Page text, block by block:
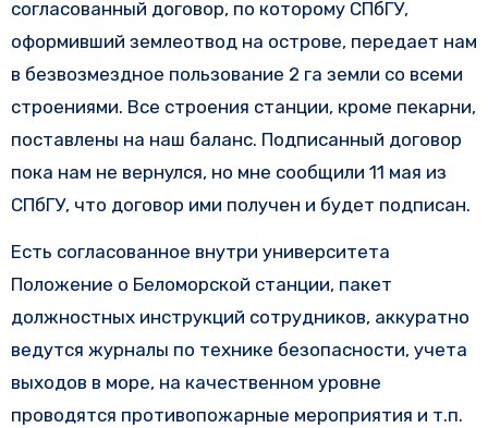
согласованный договор, по которому СПбГУ,
оформивший землеотвод на острове, передает нам
в безвозмездное пользование 2 га земли со всеми
строениями. Все строения станции, кроме пекарни,
поставлены на наш баланс. Подписанный договор
пока нам не вернулся, но мне сообщили 11 мая из
СПбГУ, что договор ими получен и будет подписан.
Есть согласованное внутри университета
Положение о Беломорской станции, пакет
должностных инструкций сотрудников, аккуратно
ведутся журналы по технике безопасности, учета
выходов в море, на качественном уровне
проводятся противопожарные мероприятия и т.п.